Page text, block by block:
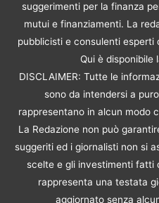
suggerimenti per la finanza
mutui e finanziamenti. La
pubblicisti e consulenti esperti
Qui è disponibile
DISCLAIMER: Tutte le
sono da intendersi a
rappresentano in alcun modo
La Redazione non può
suggeriti ed i giornalisti non si
scelte e gli investimenti fatti
rappresenta una testata
aggiornato senza